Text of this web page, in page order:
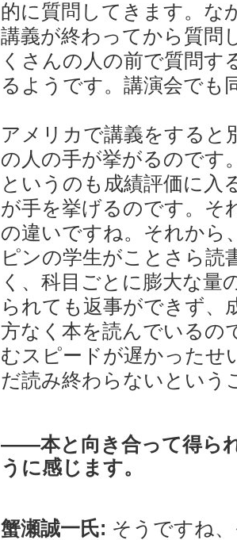
的に質問してきます。な
講義が終わってから質問
くさんの人の前で質問
るようです。講演会でも
アメリカで講義をすると
の人の手が挙がるのです
というのも成績評価に入
が手を挙げるのです。そ
の違いですね。それから
ピンの学生がことさら読
く、科目ごとに膨大な量
られても返事ができず、
方なく本を読んでいるの
むスピードが遅かったせ
だ読み終わらないという
――本と向き合って得ら
うに感じます。
蟹瀬誠一氏: そうですね